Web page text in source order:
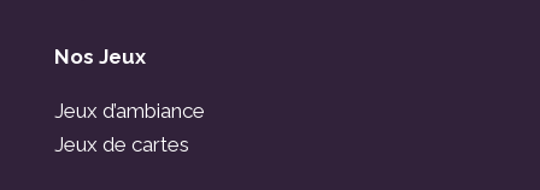
Nos Jeux
Jeux d’ambiance
Jeux de cartes